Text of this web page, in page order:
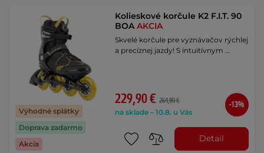
Výhodné splátky
Doprava zadarmo
Akcia
Kolieskové korčule K2 F.I.T. 90
BOAAKCIA
Skvelé korčule pre vyznávačov rýchlej
a precíznej jazdy! S intuitívnym …
229,90 € 264,90 €
na sklade – 10.8. u Vás
-13%
Detail